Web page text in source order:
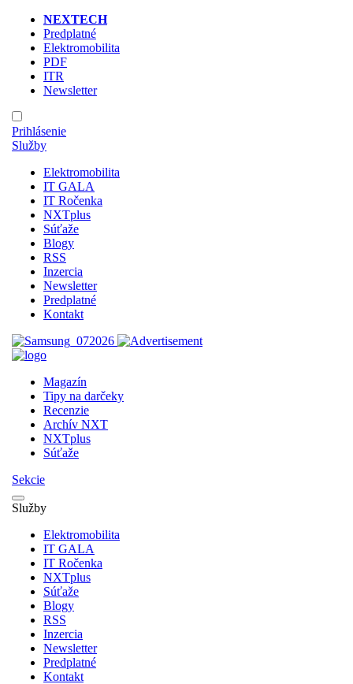
NEXTECH
Predplatné
Elektromobilita
PDF
ITR
Newsletter
Prihlásenie
Služby
Elektromobilita
IT GALA
IT Ročenka
NXTplus
Súťaže
Blogy
RSS
Inzercia
Newsletter
Predplatné
Kontakt
Magazín
Tipy na darčeky
Recenzie
Archív NXT
NXTplus
Súťaže
Sekcie
Služby
Elektromobilita
IT GALA
IT Ročenka
NXTplus
Súťaže
Blogy
RSS
Inzercia
Newsletter
Predplatné
Kontakt